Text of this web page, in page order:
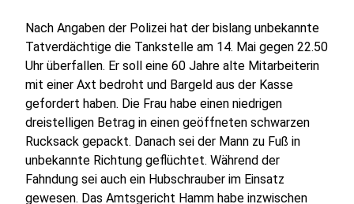
Nach Angaben der Polizei hat der bislang unbekannte
Tatverdächtige die Tankstelle am 14. Mai gegen 22.50
Uhr überfallen. Er soll eine 60 Jahre alte Mitarbeiterin
mit einer Axt bedroht und Bargeld aus der Kasse
gefordert haben. Die Frau habe einen niedrigen
dreistelligen Betrag in einen geöffneten schwarzen
Rucksack gepackt. Danach sei der Mann zu Fuß in
unbekannte Richtung geflüchtet. Während der
Fahndung sei auch ein Hubschrauber im Einsatz
gewesen. Das Amtsgericht Hamm habe inzwischen